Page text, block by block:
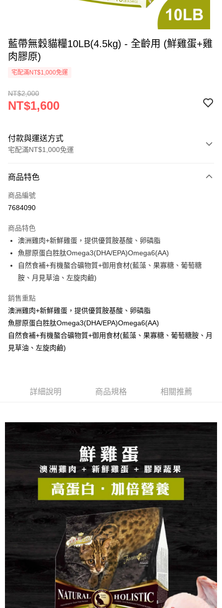
藍帶無穀貓糧10LB(4.5kg) - 全齡用 (鮮雞蛋+雞
肉膠原)
宅配滿NT$1,000免運
NT$2,000
NT$1,600
付款與運送方式
宅配滿NT$1,000免運
信用卡一次付款
LINE Pay
街口支付
悠遊付
ATM付款
運送方式
宅配
每筆NT$100，滿NT$1,000(含以上)免運費
商品特色
商品編號
7684090
商品特色
澳洲雞肉+新鮮雞蛋，提供優質胺基酸、卵磷脂
魚膠原蛋白胜肽Omega3(DHA/EPA)Omega6(AA)
自然食補+有機螯合礦物質+御用食材(藍藻、果寡糖、葡萄糖
胺、月見草油、左旋肉鹼)
銷售重點
澳洲雞肉+新鮮雞蛋，提供優質胺基酸、卵磷脂
魚膠原蛋白胜肽Omega3(DHA/EPA)Omega6(AA)
自然食補+有機螯合礦物質+御用食材(藍藻、果寡糖、葡萄糖胺、月
見草油、左旋肉鹼)
詳細說明 商品規格 相關推薦